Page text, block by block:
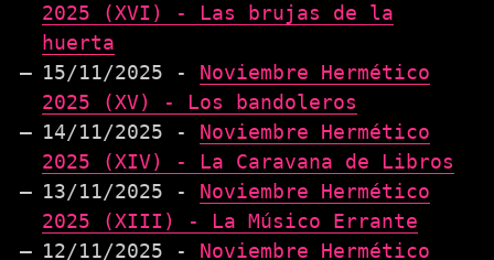
2025 (XVI) - Las brujas de la
huerta
15/11/2025 - Noviembre Hermético
2025 (XV) - Los bandoleros
14/11/2025 - Noviembre Hermético
2025 (XIV) - La Caravana de Libros
13/11/2025 - Noviembre Hermético
2025 (XIII) - La Músico Errante
12/11/2025 - Noviembre Hermético